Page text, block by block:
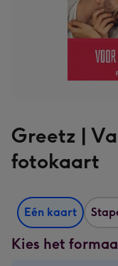
Greetz |
fotokaart
Eén kaart
Kies het